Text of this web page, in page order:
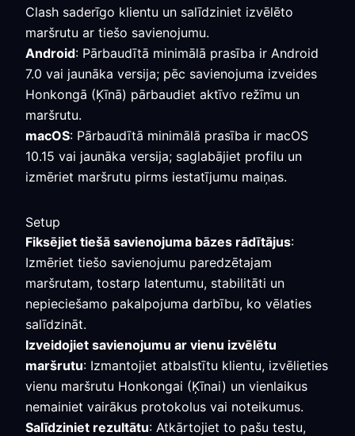
Clash saderīgo klientu un salīdziniet izvēlēto
maršrutu ar tiešo savienojumu.
Android: Pārbaudītā minimālā prasība ir Android
7.0 vai jaunāka versija; pēc savienojuma izveides
Honkongā (Ķīnā) pārbaudiet aktīvo režīmu un
maršrutu.
macOS: Pārbaudītā minimālā prasība ir macOS
10.15 vai jaunāka versija; saglabājiet profilu un
izmēriet maršrutu pirms iestatījumu maiņas.
Setup
Fiksējiet tiešā savienojuma bāzes rādītājus:
Izmēriet tiešo savienojumu paredzētajam
maršrutam, tostarp latentumu, stabilitāti un
nepieciešamo pakalpojuma darbību, ko vēlaties
salīdzināt.
Izveidojiet savienojumu ar vienu izvēlētu
maršrutu: Izmantojiet atbalstītu klientu, izvēlieties
vienu maršrutu Honkongai (Ķīnai) un vienlaikus
nemainiet vairākus protokolus vai noteikumus.
Salīdziniet rezultātu: Atkārtojiet to pašu testu,